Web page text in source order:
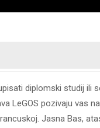
diplomski studij ili
LeGOS pozivaju vas
Jasna Bas,